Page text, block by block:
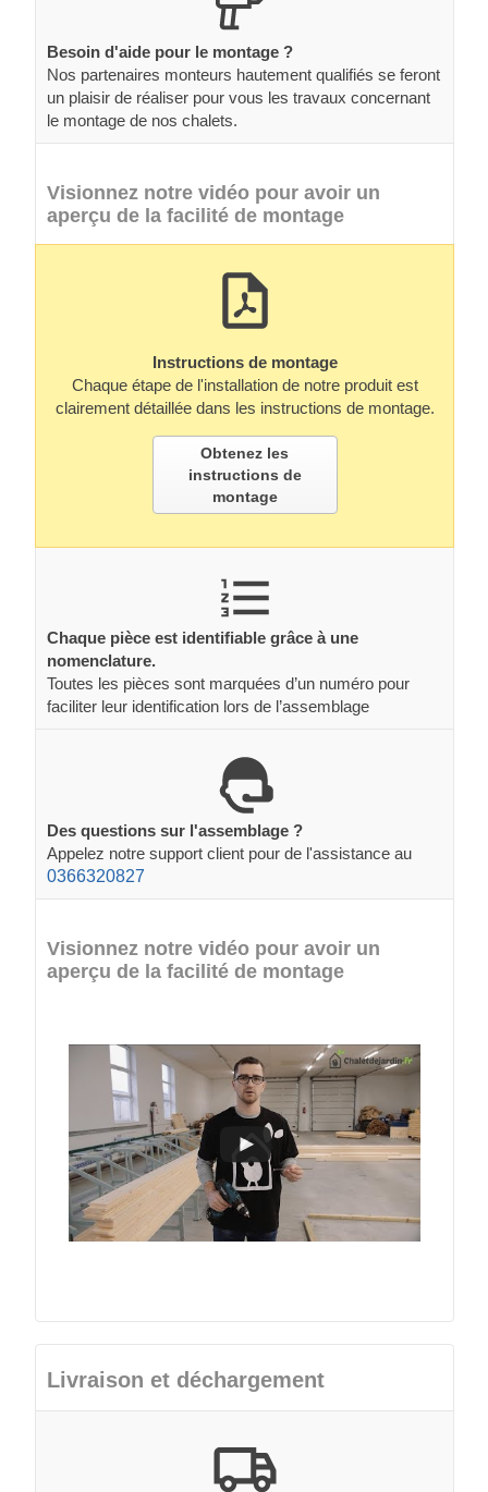
Besoin d'aide pour le montage ?
Nos partenaires monteurs hautement qualifiés se feront
un plaisir de réaliser pour vous les travaux concernant
le montage de nos chalets.
Visionnez notre vidéo pour avoir un
aperçu de la facilité de montage
Instructions de montage
Chaque étape de l'installation de notre produit est
clairement détaillée dans les instructions de montage.
Obtenez les
instructions de
montage
Chaque pièce est identifiable grâce à une
nomenclature.
Toutes les pièces sont marquées d’un numéro pour
faciliter leur identification lors de l’assemblage
Des questions sur l'assemblage ?
Appelez notre support client pour de l'assistance au
0366320827
Visionnez notre vidéo pour avoir un
aperçu de la facilité de montage
Livraison et déchargement